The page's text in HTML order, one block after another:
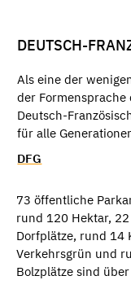
DEUTSCH-
Als eine der
der
Deutsch-
für alle
DFG
73 öffentliche
rund 120 Hektar,
Dorfplätze, rund 14
Verkehrsgrün und
Bolzplätze sind